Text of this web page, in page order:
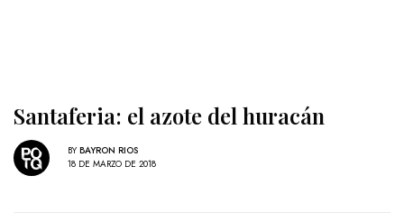
Santaferia: el azote del huracán
BY BAYRON RIOS
18 DE MARZO DE 2018